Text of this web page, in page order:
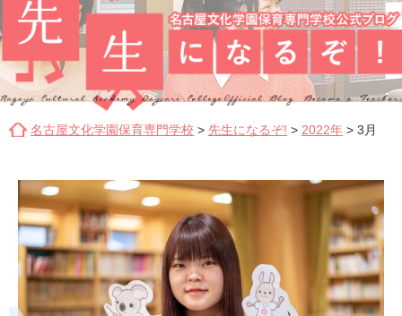
名古屋文化学園保育専門学校 > 先生になるぞ! > 2022年 > 3月